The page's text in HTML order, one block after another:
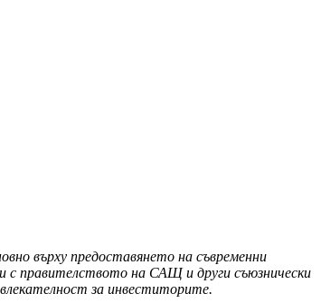
върху предоставянето на съвременни
с правителството на САЩ и други съюзнически
за инвеститорите.